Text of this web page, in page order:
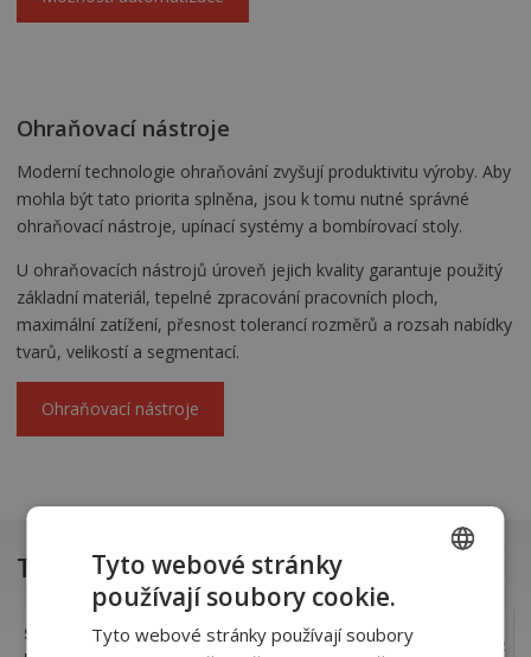
Ohraňovací nástroje
Moderní technologie ohraňování zvyšují produktivitu výroby. Aby
mohla být tato priorita splněna, jsou k tomu nutné správné
ohraňovací nástroje, upínací systémy a bombírovací stoly.
U ohraňovacích nástrojů úroveň jejich kvality garantuje použitý
základní materiál, tepelné zpracování pracovních ploch,
maximální zatížení, přesnost tolerancí rozměrů a rozsah nabídky
tvarů, velikostí a segmentací.
Ohraňovací nástroje
Technická specifikace
SafanDarley H-Brake Hybrid
170.21 170.31 170.37 170.42
SLOVAK
Tyto webové stránky
používají soubory cookie.
Tyto webové stránky používají soubory